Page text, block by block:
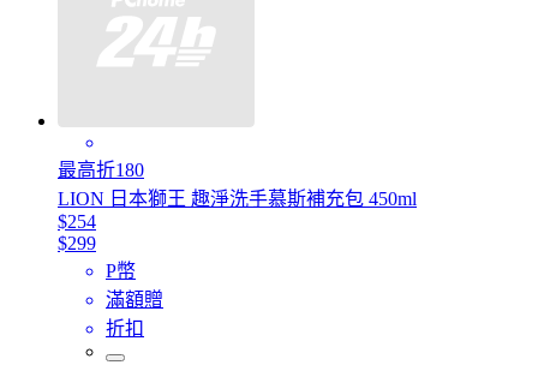
最高折180
LION 日本獅王 趣淨洗手慕斯補充包 450ml
$254
$299
P幣
滿額贈
折扣